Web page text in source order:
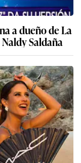
a dueño de La
Saldaña